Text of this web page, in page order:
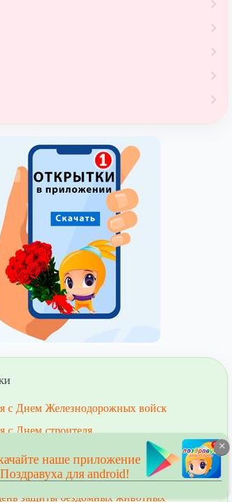
с Днем Железнодорожных войск
с Днем строителя
строителю
с Днем ВВС
защиты бездомных животных
×
наше приложение
Поздравуха для android!